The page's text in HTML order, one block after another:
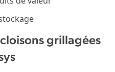
grillagées